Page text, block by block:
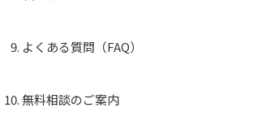
よくある質問（FAQ）
無料相談のご案内